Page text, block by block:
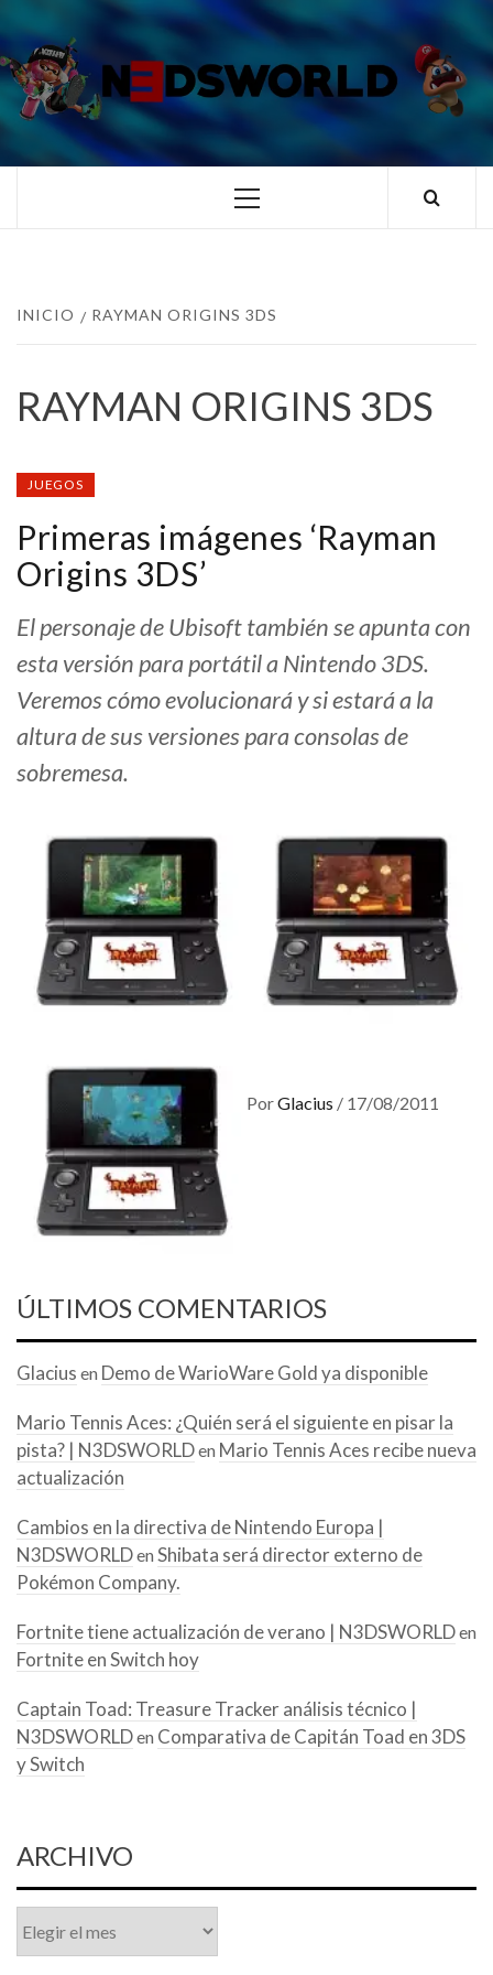
al
contenido
TUS ESPECIALISTAS EN NINTENDO
Menú
INICIO RAYMAN ORIGINS 3DS
RAYMAN ORIGINS 3DS
JUEGOS
Primeras imágenes ‘Rayman
Origins 3DS’
El personaje de Ubisoft también se apunta con
esta versión para portátil a Nintendo 3DS.
Veremos cómo evolucionará y si estará a la
altura de sus versiones para consolas de
sobremesa.
PorGlacius / 17/08/2011
ÚLTIMOS COMENTARIOS
Glacius en Demo de WarioWare Gold ya disponible
Mario Tennis Aces: ¿Quién será el siguiente en pisar la
pista? | N3DSWORLDen Mario Tennis Aces recibe nueva
actualización
Cambios en la directiva de Nintendo Europa |
N3DSWORLDen Shibata será director externo de
Pokémon Company.
Fortnite tiene actualización de verano | N3DSWORLDen
Fortnite en Switch hoy
Captain Toad: Treasure Tracker análisis técnico |
N3DSWORLDen Comparativa de Capitán Toad en 3DS
y Switch
ARCHIVO